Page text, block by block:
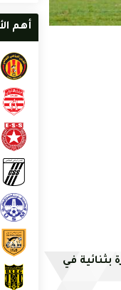
بثنائية في
أهم